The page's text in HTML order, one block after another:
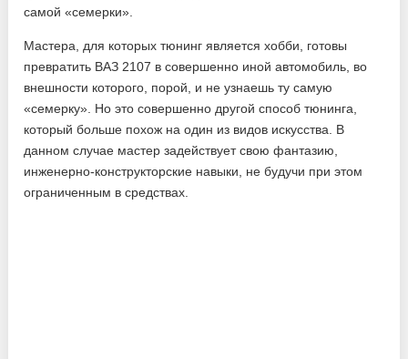
самой «семерки».
Мастера, для которых тюнинг является хобби, готовы
превратить ВАЗ 2107 в совершенно иной автомобиль, во
внешности которого, порой, и не узнаешь ту самую
«семерку». Но это совершенно другой способ тюнинга,
который больше похож на один из видов искусства. В
данном случае мастер задействует свою фантазию,
инженерно-конструкторские навыки, не будучи при этом
ограниченным в средствах.